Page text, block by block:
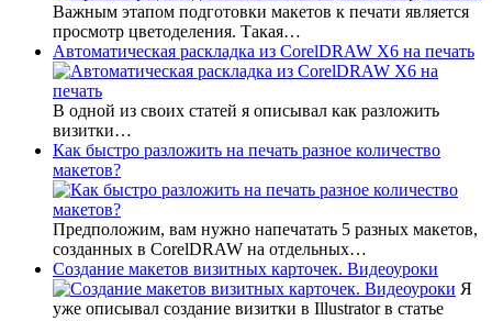
Важным этапом подготовки макетов к печати является
просмотр цветоделения. Такая…
Автоматическая раскладка из CorelDRAW X6 на печать
В одной из своих статей я описывал как разложить
визитки…
Как быстро разложить на печать разное количество
макетов?
Предположим, вам нужно напечатать 5 разных макетов,
созданных в CorelDRAW на отдельных…
Создание макетов визитных карточек. Видеоуроки
Я
уже описывал создание визитки в Illustrator в статье